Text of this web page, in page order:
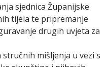
sjednica Županijske
tijela te pripremanje
drugih uvjeta za
mišljenja u vezi s